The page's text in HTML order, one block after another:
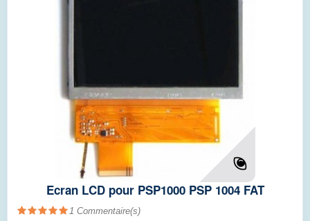
Ecran LCD pour PSP1000 PSP 1004 FAT
1 Commentaire(s)